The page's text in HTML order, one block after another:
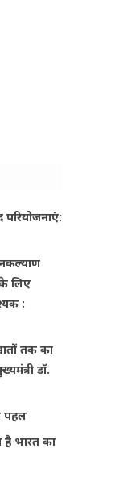
के लिए
:
तक का
डॉ.
पहल
है भारत का